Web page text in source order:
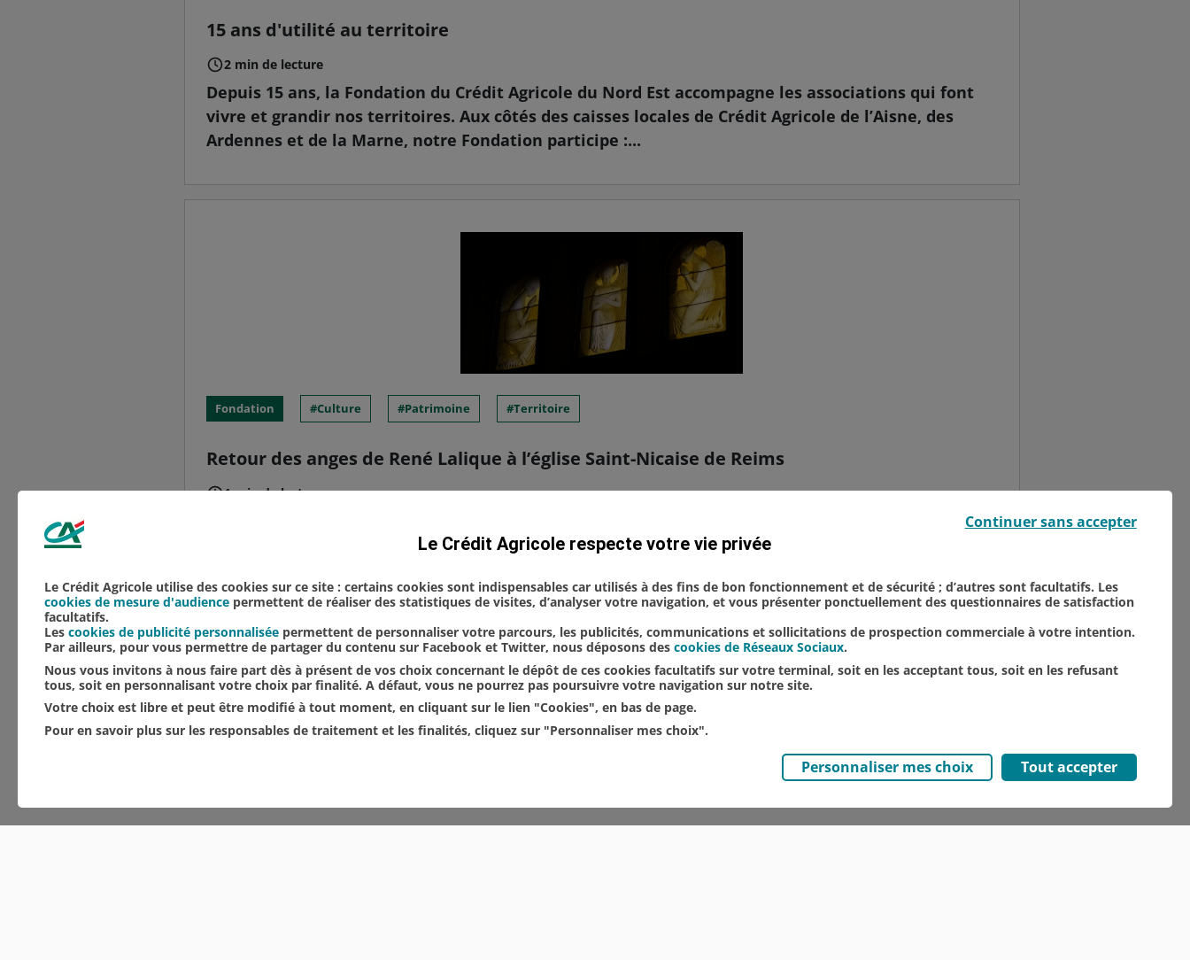
15 ans d'utilité au territoire
2 min de lecture
Depuis 15 ans, la Fondation du Crédit Agricole du Nord Est accompagne les associations qui font
vivre et grandir nos territoires. Aux côtés des caisses locales de Crédit Agricole de l’Aisne, des
Ardennes et de la Marne, notre Fondation participe :...
Fondation Culture Patrimoine Territoire
Retour des anges de René Lalique à l’église Saint-Nicaise de Reims
1 min de lecture
Grand mécène de la restauration des célèbres anges de René Lalique de l’Église Saint-Nicaise, le
Crédit Agricole du Nord Est était convié à la soirée événement organisée par l’association "Les
Le Crédit Agricole respecte votre vie privée
Le Crédit Agricole utilise des cookies sur ce site : certains cookies sont indispensables car utilisés à des fins de bon fonctionnement et de sécurité ; d’autres sont facultatifs. Les
cookies de mesure d'audience permettent de réaliser des statistiques de visites, d’analyser votre navigation, et vous présenter ponctuellement des questionnaires de satisfaction
facultatifs.
Les cookies de publicité personnalisée permettent de personnaliser votre parcours, les publicités, communications et sollicitations de prospection commerciale à votre intention.
Par ailleurs, pour vous permettre de partager du contenu sur Facebook et Twitter, nous déposons des cookies de Réseaux Sociaux.
Nous vous invitons à nous faire part dès à présent de vos choix concernant le dépôt de ces cookies facultatifs sur votre terminal, soit en les acceptant tous, soit en les refusant
tous, soit en personnalisant votre choix par finalité. A défaut, vous ne pourrez pas poursuivre votre navigation sur notre site.
Votre choix est libre et peut être modifié à tout moment, en cliquant sur le lien "Cookies", en bas de page.
Pour en savoir plus sur les responsables de traitement et les finalités, cliquez sur "Personnaliser mes choix".
Personnaliser mes choix Tout accepter
Continuer sans accepter